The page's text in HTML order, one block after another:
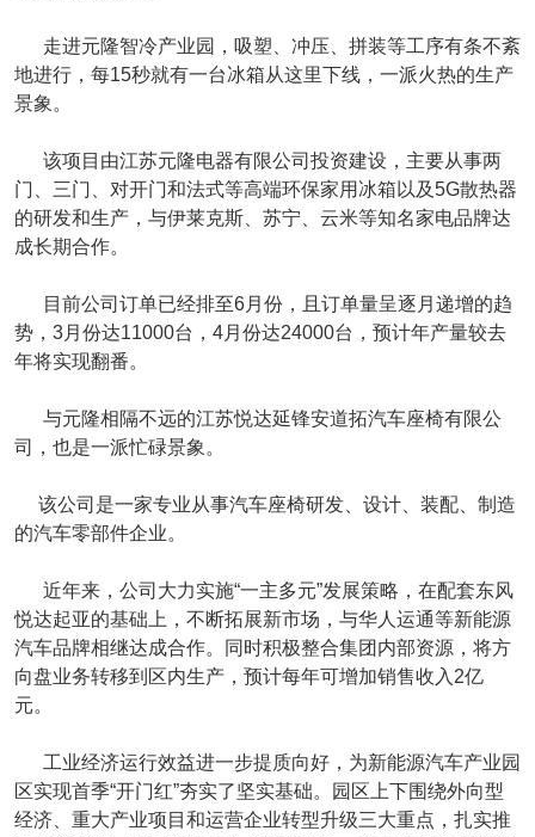
走进元隆智冷产业园，吸塑、冲压、拼装等工序有条不紊
地进行，每15秒就有一台冰箱从这里下线，一派火热的生产
景象。
该项目由江苏元隆电器有限公司投资建设，主要从事两
门、三门、对开门和法式等高端环保家用冰箱以及5G散热器
的研发和生产，与伊莱克斯、苏宁、云米等知名家电品牌达
成长期合作。
目前公司订单已经排至6月份，且订单量呈逐月递增的趋
势，3月份达11000台，4月份达24000台，预计年产量较去
年将实现翻番。
与元隆相隔不远的江苏悦达延锋安道拓汽车座椅有限公
司，也是一派忙碌景象。
该公司是一家专业从事汽车座椅研发、设计、装配、制造
的汽车零部件企业。
近年来，公司大力实施“一主多元”发展策略，在配套东风
悦达起亚的基础上，不断拓展新市场，与华人运通等新能源
汽车品牌相继达成合作。同时积极整合集团内部资源，将方
向盘业务转移到区内生产，预计每年可增加销售收入2亿
元。
工业经济运行效益进一步提质向好，为新能源汽车产业园
区实现首季“开门红”夯实了坚实基础。园区上下围绕外向型
经济、重大产业项目和运营企业转型升级三大重点，扎实推